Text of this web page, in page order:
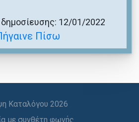
Πίσω
12/01/2022
Καταλόγου 2026
με συνθέτη φωνής